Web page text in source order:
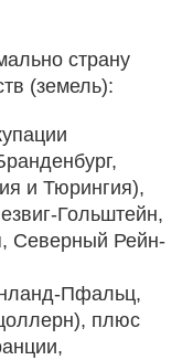
страну
(земель):
и Тюрингия),
Гольштейн,
Северный Рейн-
Пфальц,
плюс